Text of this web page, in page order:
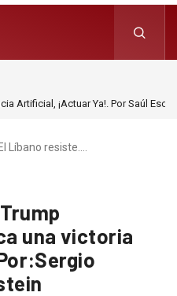
¡Actuar Ya!. Por Saúl Escobar
El Líbano resiste.…
una victoria